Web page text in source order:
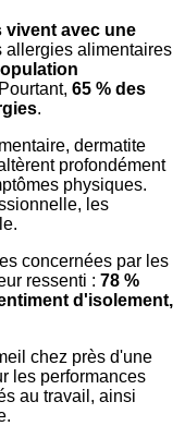
vivent avec une
allergies alimentaires
65 % des
.
dermatite
profondément
physiques.
les
concernées par les
ressenti : 78 %
d'isolement,
chez près d'une
les performances
au travail, ainsi